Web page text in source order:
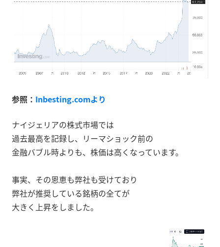
参照： Inbesting.comより
ナイジェリアの株式市場では
過去最高を記録し、リーマショック前の
金融バブル時よりも、株価は高くなっています。
事実、その恩恵も弊社も受けており
弊社が推奨している銘柄の全てが
大きく上昇をしました。